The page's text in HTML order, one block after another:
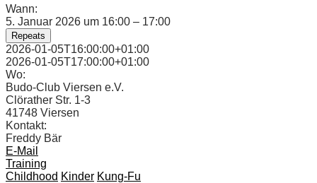
Wann:
5. Januar 2026 um 16:00 – 17:00
Repeats
2026-01-05T16:00:00+01:00
2026-01-05T17:00:00+01:00
Wo:
Budo-Club Viersen e.V.
Clörather Str. 1-3
41748 Viersen
Kontakt:
Freddy Bär
E-Mail
Training
Childhood Kinder Kung-Fu